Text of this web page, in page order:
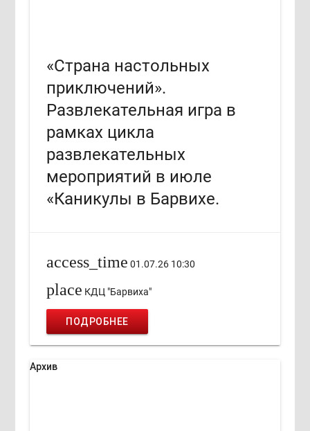
«Страна настольных
приключений».
Развлекательная игра в
рамках цикла
развлекательных
мероприятий в июле
«Каникулы в Барвихе.
access_time 01.07.26 10:30
place КДЦ "Барвиха"
ПОДРОБНЕЕ
Архив